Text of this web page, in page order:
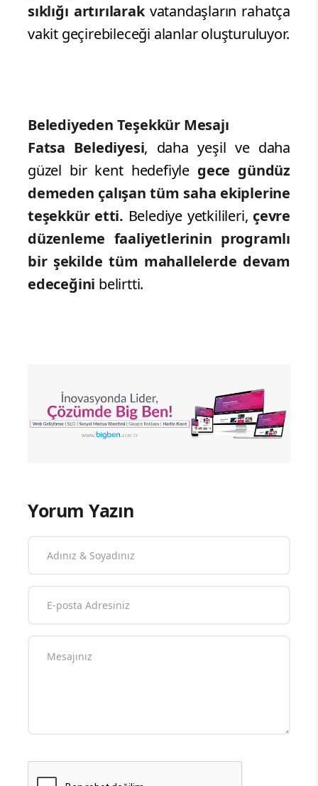
sıklığı artırılarak vatandaşların rahatça
vakit geçirebileceği alanlar oluşturuluyor.
Belediyeden Teşekkür Mesajı
Fatsa Belediyesi, daha yeşil ve daha
güzel bir kent hedefiyle gece gündüz
demeden çalışan tüm saha ekiplerine
teşekkür etti. Belediye yetkilileri, çevre
düzenleme faaliyetlerinin programlı
bir şekilde tüm mahallelerde devam
edeceğini belirtti.
Yorum Yazın